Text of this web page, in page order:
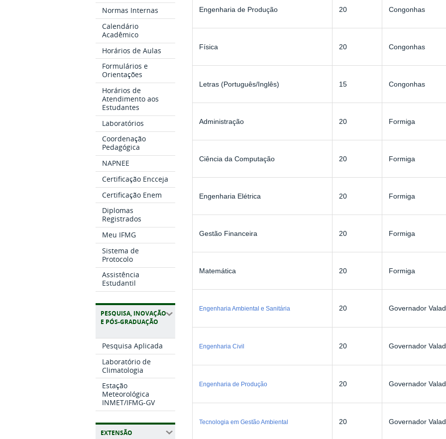
Normas Internas
Calendário
Acadêmico
Horários de Aulas
Formulários e
Orientações
Horários de
Atendimento aos
Estudantes
Laboratórios
Coordenação
Pedagógica
NAPNEE
Certificação Encceja
Certificação Enem
Diplomas
Registrados
Meu IFMG
Sistema de
Protocolo
Assistência
Estudantil
PESQUISA, INOVAÇÃO
E PÓS-GRADUAÇÃO
Pesquisa Aplicada
Laboratório de
Climatologia
Estação
Meteorológica
INMET/IFMG-GV
EXTENSÃO
Engenharia de Produção 20 Congonhas
Física 20 Congonhas
Letras (Português/Inglês) 15 Congonhas
Administração 20 Formiga
Ciência da Computação 20 Formiga
Engenharia Elétrica 20 Formiga
Gestão Financeira 20 Formiga
Matemática 20 Formiga
Engenharia Ambiental e Sanitária 20 Governador
Engenharia Civil 20 Governador
Engenharia de Produção 20 Governador
Tecnologia em Gestão Ambiental 20 Governador